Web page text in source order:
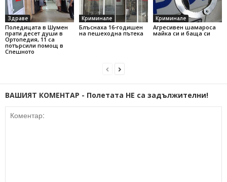
Здраве
Поледицата в Шумен
прати десет души в
Ортопедия, 11 са
потърсили помощ в
Спешното
Криминале
Блъснаха 16-годишен
на пешеходна пътека
Криминале
Агресивен шамароса
майка си и баща си
ВАШИЯТ КОМЕНТАР - Полетата НЕ са задължителни!